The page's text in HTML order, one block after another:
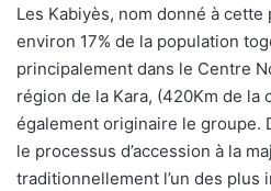
Les Kabiyès, nom donné à
environ 17% de la population
principalement dans le Centre
région de la Kara, (420Km de la
également originaire le groupe.
le processus d’accession à la
traditionnellement l’un des plus